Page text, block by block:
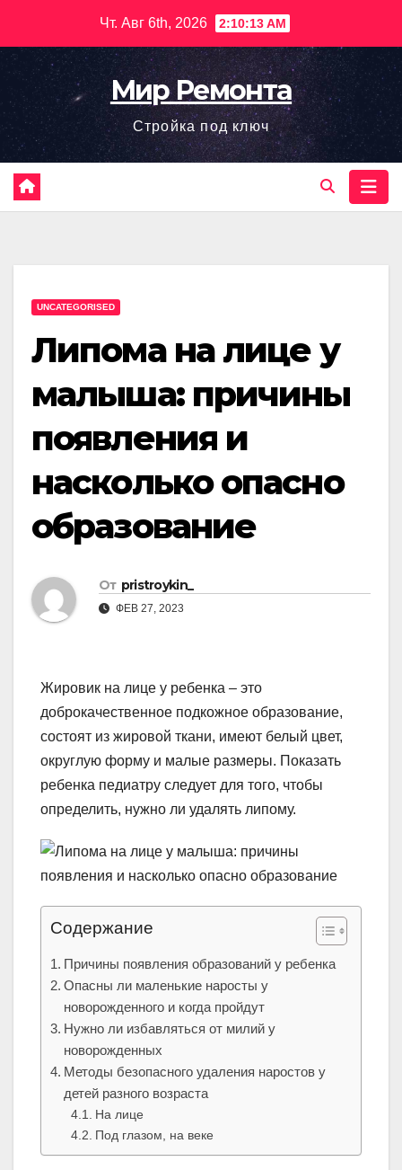
содержимому
Чт. Авг 6th, 2026 2:10:14 AM
Мир Ремонта
Стройка под ключ
UNCATEGORISED
Липома на лице у
малыша: причины
появления и
насколько опасно
образование
От pristroykin_
ФЕВ 27, 2023
Жировик на лице у ребенка – это
доброкачественное подкожное образование,
состоят из жировой ткани, имеют белый цвет,
округлую форму и малые размеры. Показать
ребенка педиатру следует для того, чтобы
определить, нужно ли удалять липому.
Содержание
Причины появления образований у ребенка
Опасны ли маленькие наросты у
новорожденного и когда пройдут
Нужно ли избавляться от милий у
новорожденных
Методы безопасного удаления наростов у
детей разного возраста
На лице
Под глазом, на веке